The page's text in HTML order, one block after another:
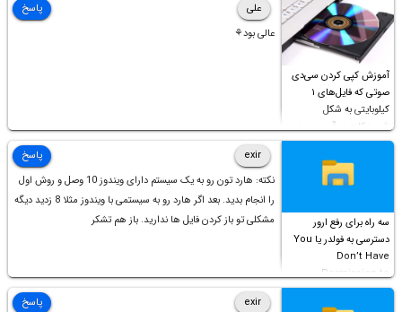
آموزش کپی کردن سی‌دی
صوتی که فایل‌های ۱
کیلوبایتی به شکل
شورت‌کات در آن موجود
است!
علی
عالی بود⚘
پاسخ
سه راه برای رفع ارور
دسترسی به فولدر یا You
Don’t Have
Permission to
Access this folder
exir
نکته: هارد تون رو به یک سیستم دارای ویندوز 10 وصل و روش اول
را انجام بدید. بعد اگر هارد رو به سیستمی با ویندوز مثلا 8 زدید دیگه
مشکلی تو باز کردن فایل ها ندارید. باز هم تشکر
پاسخ
exir
پاسخ